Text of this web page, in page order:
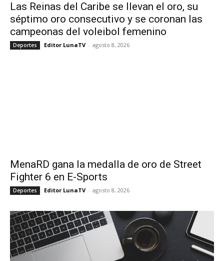
Las Reinas del Caribe se llevan el oro, su
séptimo oro consecutivo y se coronan las
campeonas del voleibol femenino
Deportes Editor LunaTV - agosto 8, 2026
MenaRD gana la medalla de oro de Street
Fighter 6 en E-Sports
Deportes Editor LunaTV - agosto 8, 2026